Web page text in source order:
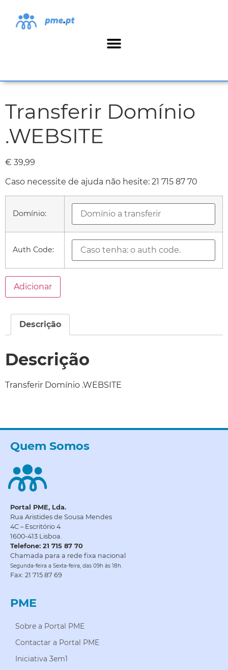
Transferir Domínio
.WEBSITE
€ 39,99
Caso necessite de ajuda não hesite: 21 715 87 70
Domínio:
Auth Code:
Adicionar
Descrição
Descrição
Transferir Domínio .WEBSITE
Quem Somos
Portal PME, Lda.
Rua Aristides de Sousa Mendes
4C – Escritório 4
1600-413 Lisboa.
Telefone: 21 715 87 70
Chamada para a rede fixa nacional
Segunda-feira a Sexta-feira, das 09h às 18h.
Fax: 21 715 87 69
PME
Sobre a Portal PME
Contactar a Portal PME
Iniciativa 3em1